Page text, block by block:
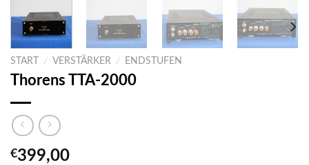
START / VERSTÄRKER / ENDSTUFEN
Thorens TTA-2000
€399,00